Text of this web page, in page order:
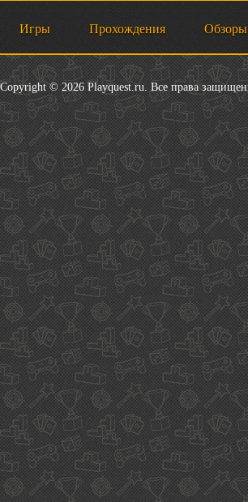
Игры Прохождения Обзоры
Copyright © 2026 Playquest.ru. Все права